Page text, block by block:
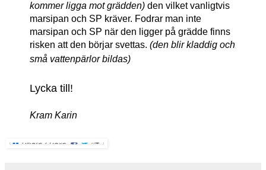
kommer ligga mot grädden)den vilket vanligtvis
marsipan och SP kräver. Fodrar man inte
marsipan och SP när den ligger på grädde finns
risken att den börjar svettas. (den blir kladdig och
små vattenpärlor bildas)
Lycka till!
Kram Karin